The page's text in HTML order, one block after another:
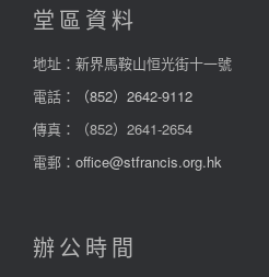
堂區資料
地址：新界馬鞍山恒光街十一號
電話：
（852）2642-9112
傳真：（852）2641-2654
電郵： office@stfrancis.org.hk
辦公時間